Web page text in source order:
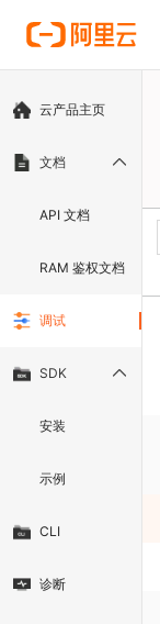
云产品主页
文档
API 文档
RAM 鉴权文档
调试
SDK
安装
示例
CLI
诊断